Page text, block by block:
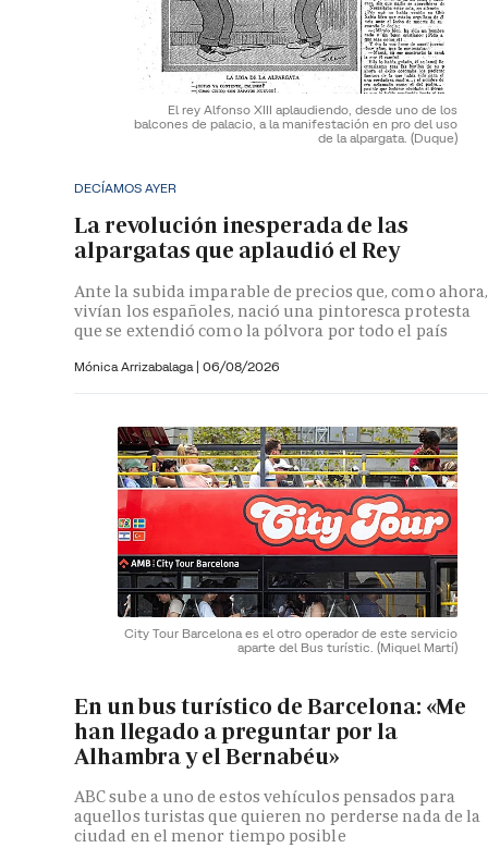
El rey Alfonso XIII aplaudiendo, desde uno de los
balcones de palacio, a la manifestación en pro del uso
de la alpargata. (Duque)
DECÍAMOS AYER
La revolución inesperada de las
alpargatas que aplaudió el Rey
Ante la subida imparable de precios que, como ahora,
vivían los españoles, nació una pintoresca protesta
que se extendió como la pólvora por todo el país
Mónica Arrizabalaga | 06/08/2026
City Tour Barcelona es el otro operador de este servicio
aparte del Bus turístic. (Miquel Martí)
En un bus turístico de Barcelona: «Me
han llegado a preguntar por la
Alhambra y el Bernabéu»
ABC sube a uno de estos vehículos pensados para
aquellos turistas que quieren no perderse nada de la
ciudad en el menor tiempo posible